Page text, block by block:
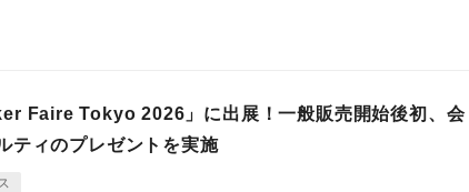
Faire Tokyo 2026」に出展！一般販売開始後初、会
ティのプレゼントを実施